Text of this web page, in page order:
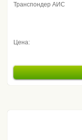
Транспондер АИС
Цена: